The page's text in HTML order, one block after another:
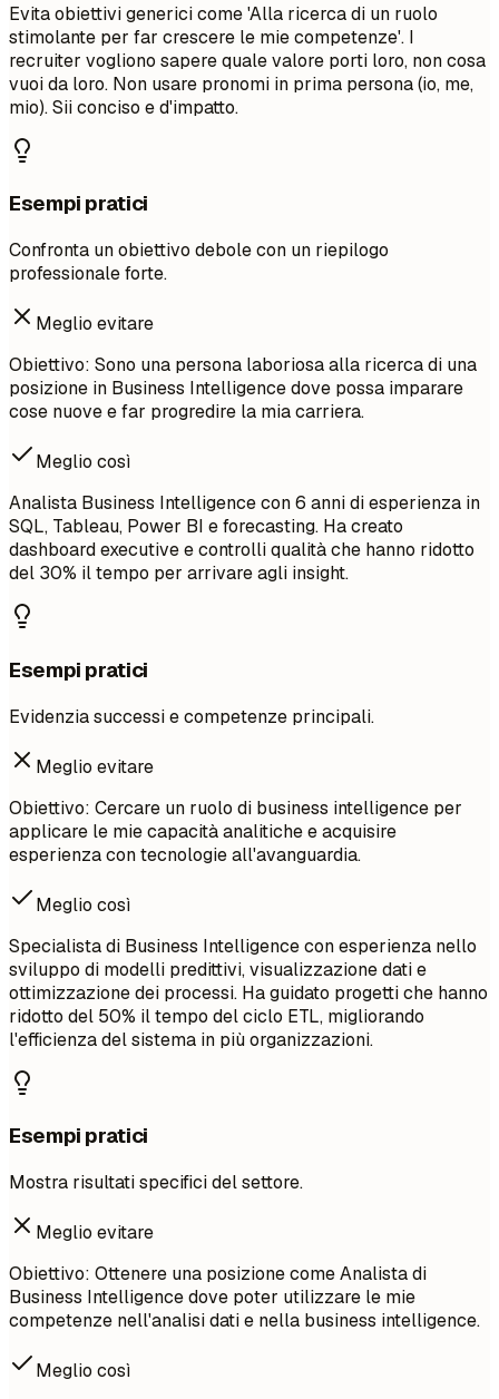
Evita obiettivi generici come 'Alla ricerca di un ruolo
stimolante per far crescere le mie competenze'. I
recruiter vogliono sapere quale valore porti loro, non cosa
vuoi da loro. Non usare pronomi in prima persona (io, me,
mio). Sii conciso e d'impatto.
Esempi pratici
Confronta un obiettivo debole con un riepilogo
professionale forte.
Meglio evitare
Obiettivo: Sono una persona laboriosa alla ricerca di una
posizione in Business Intelligence dove possa imparare
cose nuove e far progredire la mia carriera.
Meglio così
Analista Business Intelligence con 6 anni di esperienza in
SQL, Tableau, Power BI e forecasting. Ha creato
dashboard executive e controlli qualità che hanno ridotto
del 30% il tempo per arrivare agli insight.
Esempi pratici
Evidenzia successi e competenze principali.
Meglio evitare
Obiettivo: Cercare un ruolo di business intelligence per
applicare le mie capacità analitiche e acquisire
esperienza con tecnologie all'avanguardia.
Meglio così
Specialista di Business Intelligence con esperienza nello
sviluppo di modelli predittivi, visualizzazione dati e
ottimizzazione dei processi. Ha guidato progetti che hanno
ridotto del 50% il tempo del ciclo ETL, migliorando
l'efficienza del sistema in più organizzazioni.
Esempi pratici
Mostra risultati specifici del settore.
Meglio evitare
Obiettivo: Ottenere una posizione come Analista di
Business Intelligence dove poter utilizzare le mie
competenze nell'analisi dati e nella business intelligence.
Meglio così